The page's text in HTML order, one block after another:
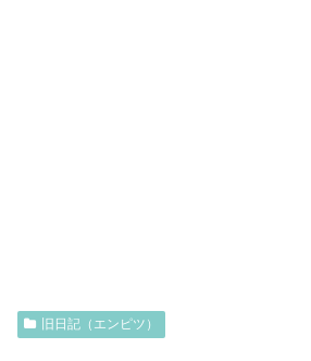
旧日記（エンピツ）